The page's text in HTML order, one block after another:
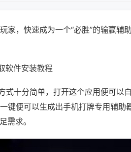
家，快速成为一个“必胜”的输赢辅
软件安装教程
式十分简单，打开这个应用便可以
键便可以生成出手机打牌专用辅助
需求。